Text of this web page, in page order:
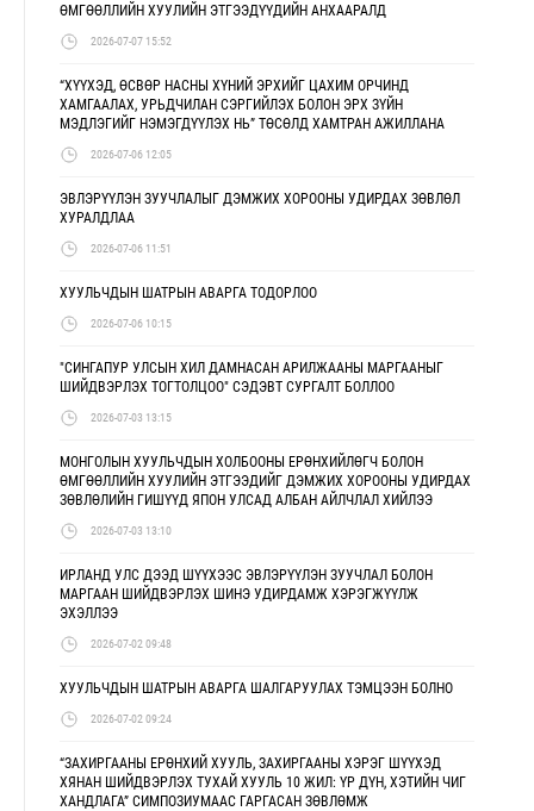
ӨМГӨӨЛЛИЙН ХУУЛИЙН ЭТГЭЭДҮҮДИЙН АНХААРАЛД
2026-07-07 15:52
“ХҮҮХЭД, ӨСВӨР НАСНЫ ХҮНИЙ ЭРХИЙГ ЦАХИМ ОРЧИНД
ХАМГААЛАХ, УРЬДЧИЛАН СЭРГИЙЛЭХ БОЛОН ЭРХ ЗҮЙН
МЭДЛЭГИЙГ НЭМЭГДҮҮЛЭХ НЬ” ТӨСӨЛД ХАМТРАН АЖИЛЛАНА
2026-07-06 12:05
ЭВЛЭРҮҮЛЭН ЗУУЧЛАЛЫГ ДЭМЖИХ ХОРООНЫ УДИРДАХ ЗӨВЛӨЛ
ХУРАЛДЛАА
2026-07-06 11:51
ХУУЛЬЧДЫН ШАТРЫН АВАРГА ТОДОРЛОО
2026-07-06 10:15
"СИНГАПУР УЛСЫН ХИЛ ДАМНАСАН АРИЛЖААНЫ МАРГААНЫГ
ШИЙДВЭРЛЭХ ТОГТОЛЦОО" СЭДЭВТ СУРГАЛТ БОЛЛОО
2026-07-03 13:15
МОНГОЛЫН ХУУЛЬЧДЫН ХОЛБООНЫ ЕРӨНХИЙЛӨГЧ БОЛОН
ӨМГӨӨЛЛИЙН ХУУЛИЙН ЭТГЭЭДИЙГ ДЭМЖИХ ХОРООНЫ УДИРДАХ
ЗӨВЛӨЛИЙН ГИШҮҮД ЯПОН УЛСАД АЛБАН АЙЛЧЛАЛ ХИЙЛЭЭ
2026-07-03 13:10
ИРЛАНД УЛС ДЭЭД ШҮҮХЭЭС ЭВЛЭРҮҮЛЭН ЗУУЧЛАЛ БОЛОН
МАРГААН ШИЙДВЭРЛЭХ ШИНЭ УДИРДАМЖ ХЭРЭГЖҮҮЛЖ
ЭХЭЛЛЭЭ
2026-07-02 09:48
ХУУЛЬЧДЫН ШАТРЫН АВАРГА ШАЛГАРУУЛАХ ТЭМЦЭЭН БОЛНО
2026-07-02 09:24
“ЗАХИРГААНЫ ЕРӨНХИЙ ХУУЛЬ, ЗАХИРГААНЫ ХЭРЭГ ШҮҮХЭД
ХЯНАН ШИЙДВЭРЛЭХ ТУХАЙ ХУУЛЬ 10 ЖИЛ: ҮР ДҮН, ХЭТИЙН ЧИГ
ХАНДЛАГА” СИМПОЗИУМААС ГАРГАСАН ЗӨВЛӨМЖ